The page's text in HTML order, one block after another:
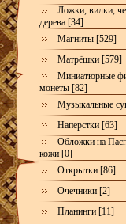
Ложки, вилки,
дерева [34]
Магниты [529]
Матрёшки [579]
Миниатюрные
монеты [82]
Музыкальные
Наперстки [63]
Обложки на
кожи [0]
Открытки [86]
Очечники [2]
Планинги [11]